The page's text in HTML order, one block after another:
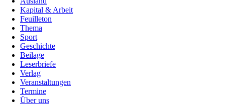
Kapital & Arbeit
Feuilleton
Thema
Sport
Geschichte
Beilage
Leserbriefe
Verlag
Veranstaltungen
Termine
Über uns